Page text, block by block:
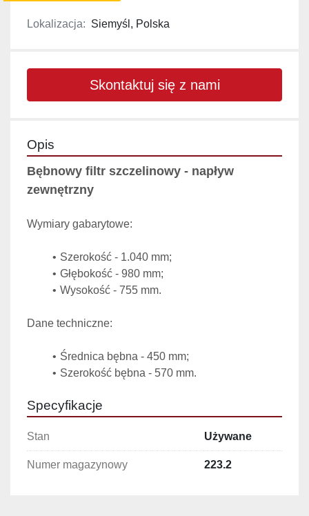
Lokalizacja: Siemyśl, Polska
Skontaktuj się z nami
Opis
Bębnowy filtr szczelinowy - napływ
zewnętrzny
Wymiary gabarytowe:
Szerokość - 1.040 mm;
Głębokość - 980 mm;
Wysokość - 755 mm.
Dane techniczne:
Średnica bębna - 450 mm;
Szerokość bębna - 570 mm.
Specyfikacje
Stan Używane
Numer magazynowy 223.2